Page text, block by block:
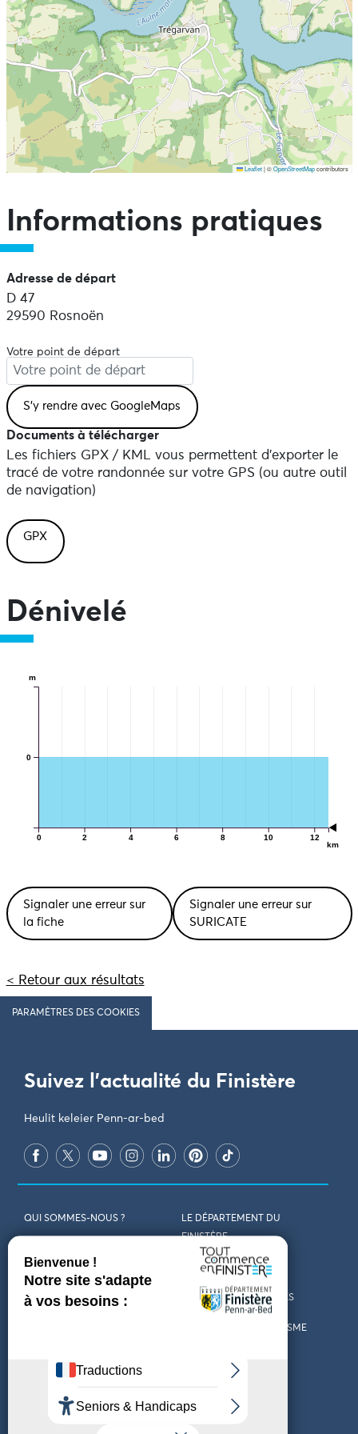
Leaflet |©OpenStreetMapcontributors
Informations pratiques
Adresse de départ
D 47
29590 Rosnoën
Votre point de départ
Documents à télécharger
Les fichiers GPX / KML vous permettent d'exporter le
tracé de votre randonnée sur votre GPS (ou autre outil
de navigation)
GPX
Dénivelé
0 2 4 6 8 10 12
km
0
m
Signaler une erreur sur
la fiche
Signaler une erreur sur
SURICATE
< Retour aux résultats
PARAMÈTRES DES COOKIES
Suivez l'actualité du Finistère
Heulit keleier Penn-ar-bed
QUI SOMMES-NOUS ?
LE DÉPARTEMENT DU
FINISTÈRE
REJOIGNEZ-NOUS VENIR EN FINISTÈRE
CONTACT CARTES ET BROCHURES
LES OFFICES DE TOURISME
D’ACCESSIBILITÉ